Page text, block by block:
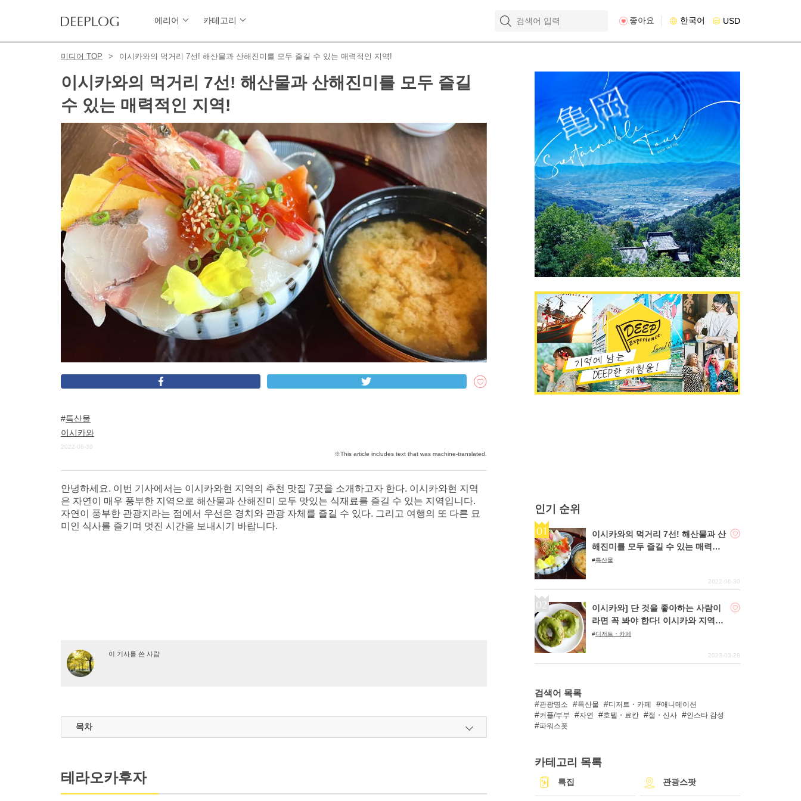
에리어 카테고리 좋아요 한국어 USD
미디어 TOP 이시카와의 먹거리 7선! 해산물과 산해진미를 모두 즐길 수 있는 매력적인 지역!
이시카와의 먹거리 7선! 해산물과 산해진미를 모두 즐길
수 있는 매력적인 지역!
특산물
이시카와
2022-06-30
안녕하세요. 이번 기사에서는 이시카와현 지역의 추천 맛집 7곳을 소개하고자 한다. 이시카와현 지역
은 자연이 매우 풍부한 지역으로 해산물과 산해진미 모두 맛있는 식재료를 즐길 수 있는 지역입니다.
자연이 풍부한 관광지라는 점에서 우선은 경치와 관광 자체를 즐길 수 있다. 그리고 여행의 또 다른 묘
미인 식사를 즐기며 멋진 시간을 보내시기 바랍니다.
이 기사를 쓴 사람
목차
테라오카후자
인기 순위
이시카와의 먹거리 7선! 해산물과 산
해진미를 모두 즐길 수 있는 매력적
인 지역!
특산물
2022-06-30
이시카와] 단 것을 좋아하는 사람이
라면 꼭 봐야 한다! 이시카와 지역의
매력적인 디저트 5선
디저트・카페
2023-03-28
검색어 목록
관광명소 특산물 디저트・카페
애니메이션
커플/부부
자연 호텔・료칸 절・신사
인스타 감성
파워스폿
카테고리 목록
특집 관광스팟